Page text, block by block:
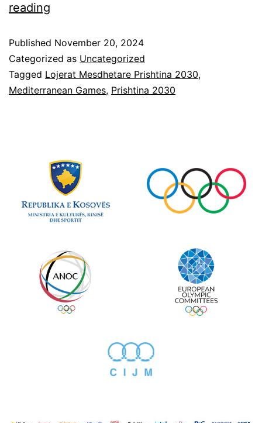
reading
Published November 20, 2024
Categorized as Uncategorized
Tagged Lojerat Mesdhetare Prishtina 2030,
Mediterranean Games, Prishtina 2030